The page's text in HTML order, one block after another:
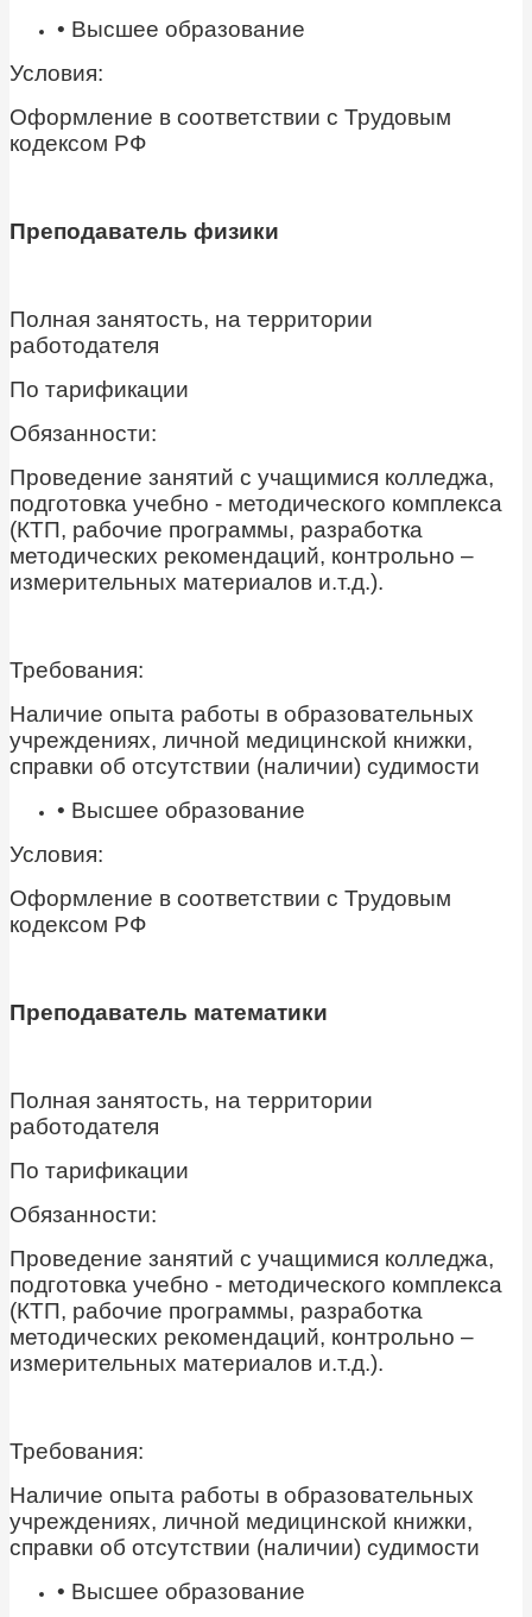
• Высшее образование
Условия:
Оформление в соответствии с Трудовым
кодексом РФ
Преподаватель физики
Полная занятость, на территории
работодателя
По тарификации
Обязанности:
Проведение занятий с учащимися колледжа,
подготовка учебно - методического комплекса
(КТП, рабочие программы, разработка
методических рекомендаций, контрольно –
измерительных материалов и.т.д.).
Требования:
Наличие опыта работы в образовательных
учреждениях, личной медицинской книжки,
справки об отсутствии (наличии) судимости
• Высшее образование
Условия:
Оформление в соответствии с Трудовым
кодексом РФ
Преподаватель математики
Полная занятость, на территории
работодателя
По тарификации
Обязанности:
Проведение занятий с учащимися колледжа,
подготовка учебно - методического комплекса
(КТП, рабочие программы, разработка
методических рекомендаций, контрольно –
измерительных материалов и.т.д.).
Требования:
Наличие опыта работы в образовательных
учреждениях, личной медицинской книжки,
справки об отсутствии (наличии) судимости
• Высшее образование